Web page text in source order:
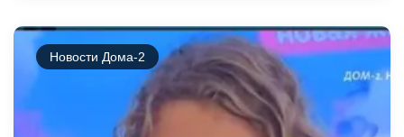
Новости Дома-2